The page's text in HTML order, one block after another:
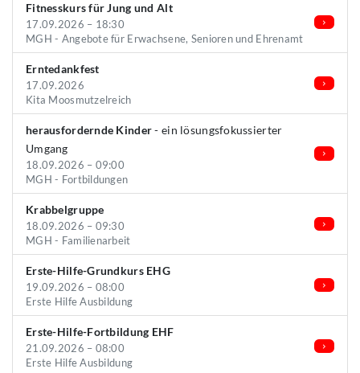
Fitnesskurs für Jung und Alt
17.09.2026 – 18:30
MGH - Angebote für Erwachsene, Senioren und Ehrenamt
Erntedankfest
17.09.2026
Kita Moosmutzelreich
herausfordernde Kinder- ein lösungsfokussierter
Umgang
18.09.2026 – 09:00
MGH - Fortbildungen
Krabbelgruppe
18.09.2026 – 09:30
MGH - Familienarbeit
Erste-Hilfe-Grundkurs EHG
19.09.2026 – 08:00
Erste Hilfe Ausbildung
Erste-Hilfe-Fortbildung EHF
21.09.2026 – 08:00
Erste Hilfe Ausbildung